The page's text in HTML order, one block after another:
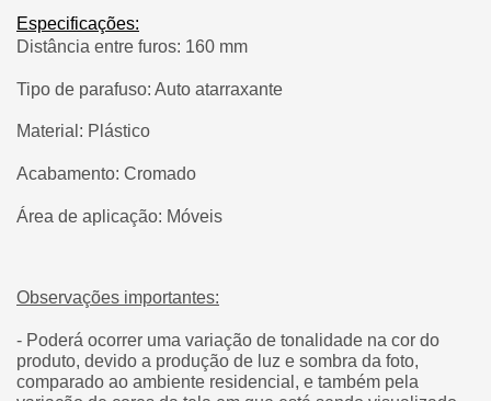
Especificações:
Distância entre furos: 160 mm
Tipo de parafuso: Auto atarraxante
Material: Plástico
Acabamento: Cromado
Área de aplicação: Móveis
Observações importantes:
- Poderá ocorrer uma variação de tonalidade na cor do
produto, devido a produção de luz e sombra da foto,
comparado ao ambiente residencial, e também pela